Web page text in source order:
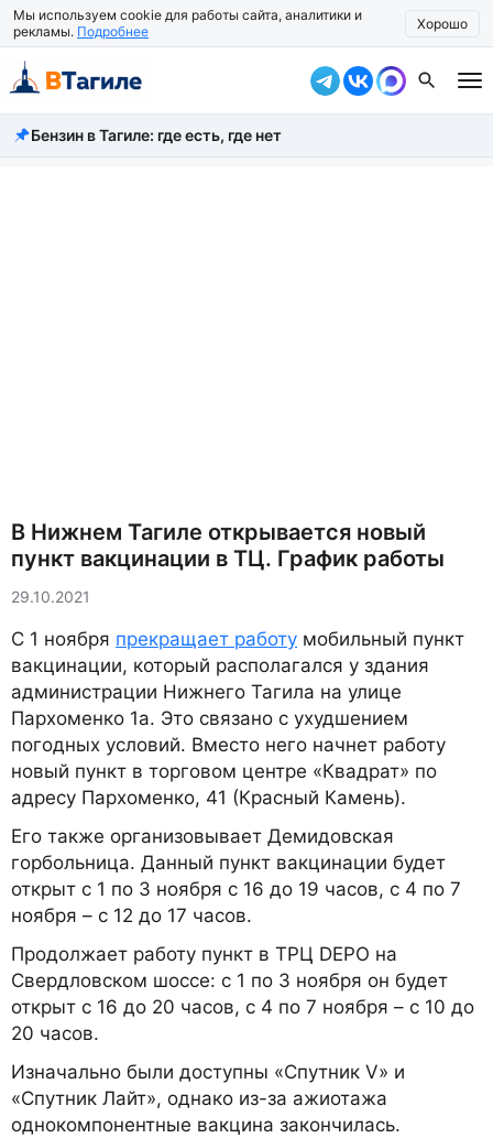
Мы используем cookie для работы сайта, аналитики и
рекламы. Подробнее Хорошо
Все новости
Бензин в Тагиле: где есть, где нет
В Нижнем Тагиле открывается новый
пункт вакцинации в ТЦ. График работы
29.10.2021
C 1 ноября прекращает работу мобильный пункт
вакцинации, который располагался у здания
администрации Нижнего Тагила на улице
Пархоменко 1а. Это связано с ухудшением
погодных условий. Вместо него начнет работу
новый пункт в торговом центре «Квадрат» по
адресу Пархоменко, 41 (Красный Камень).
Его также организовывает Демидовская
горбольница. Данный пункт вакцинации будет
открыт с 1 по 3 ноября с 16 до 19 часов, с 4 по 7
ноября – с 12 до 17 часов.
Продолжает работу пункт в ТРЦ DEPO на
Свердловском шоссе: с 1 по 3 ноября он будет
открыт с 16 до 20 часов, с 4 по 7 ноября – с 10 до
20 часов.
Изначально были доступны «Спутник V» и
«Спутник Лайт», однако из-за ажиотажа
однокомпонентные вакцина закончилась.